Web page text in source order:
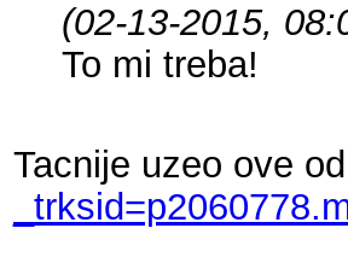
(02-13-2015,
To mi treba!
Tacnije uzeo ove